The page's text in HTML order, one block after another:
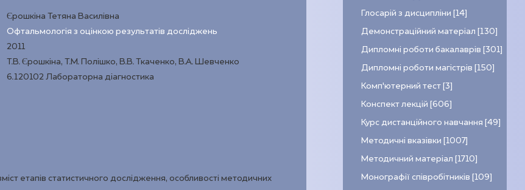
Єрошкіна Тетяна Василівна
Офтальмологія з оцінкою результатів досліджень
2011
Т.В. Єрошкіна, Т.М. Полішко, В.В. Ткаченко, В.А. Шевченко
6.120102 Лабораторна діагностика
етапів статистичного дослідження, особливості методичних
Глосарій з дисципліни [14]
Демонстраційний матеріал [130]
Дипломні роботи бакалаврів [301]
Дипломні роботи магістрів [150]
Комп’ютерний тест [3]
Конспект лекцій [606]
Курс дистанційного навчання [49]
Методичні вказівки [1007]
Методичний матеріал [1710]
Монографії співробітників [109]